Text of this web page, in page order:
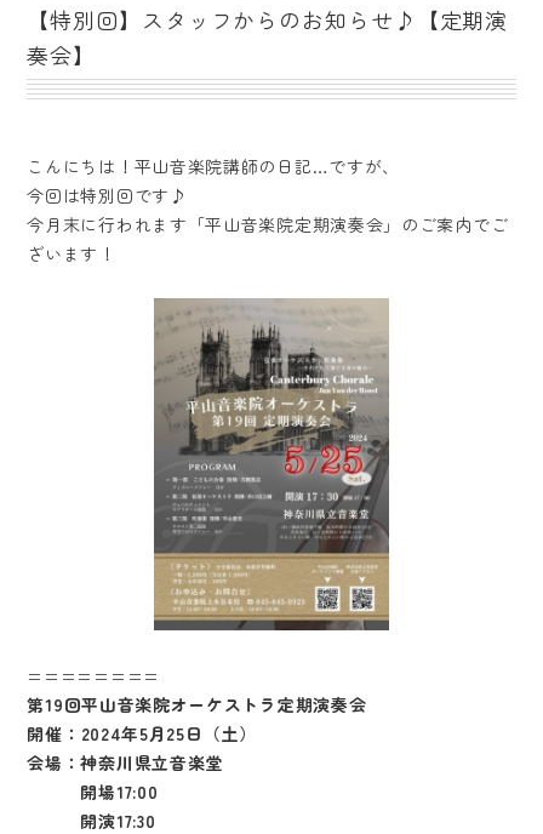
【特別回】スタッフからのお知らせ♪【定期演
奏会】
こんにちは！平山音楽院講師の日記…ですが、
今回は特別回です♪
今月末に行われます「平山音楽院定期演奏会」のご案内でご
ざいます！
========
第19回平山音楽院オーケストラ定期演奏会
開催： 2024年5月 25日（土）
会場：神奈川県立音楽堂
開場17:00
開演17:30